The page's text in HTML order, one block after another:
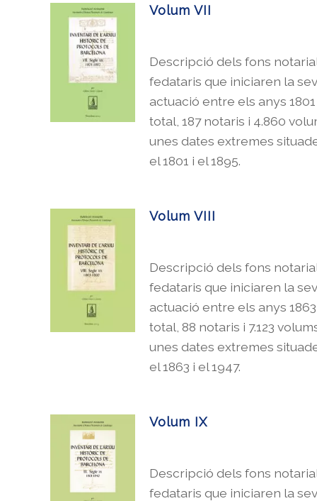
Volum VII
Descripció dels fons
fedataris que iniciaren la
actuació entre els anys 1801
total, 187 notaris i 4.860
unes dates extremes
el 1801 i el 1895.
Volum VIII
Descripció dels fons
fedataris que iniciaren la
actuació entre els anys 1863
total, 88 notaris i 7.123
unes dates extremes
el 1863 i el 1947.
Volum IX
Descripció dels fons
fedataris que iniciaren la